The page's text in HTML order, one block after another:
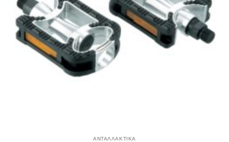
ΑΝΤΑΛΛΑΚΤΙΚΑ